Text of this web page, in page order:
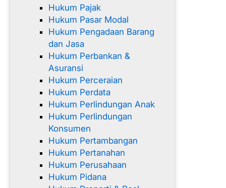
Hukum Pajak
Hukum Pasar Modal
Hukum Pengadaan Barang
dan Jasa
Hukum Perbankan &
Asuransi
Hukum Perceraian
Hukum Perdata
Hukum Perlindungan Anak
Hukum Perlindungan
Konsumen
Hukum Pertambangan
Hukum Pertanahan
Hukum Perusahaan
Hukum Pidana